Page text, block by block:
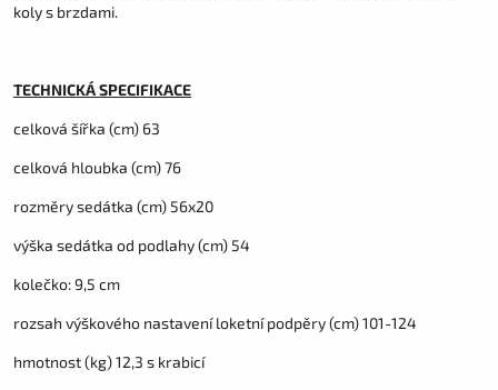
koly s brzdami.
TECHNICKÁ SPECIFIKACE
celková šířka (cm) 63
celková hloubka (cm) 76
rozměry sedátka (cm) 56x20
výška sedátka od podlahy (cm) 54
kolečko: 9,5 cm
rozsah výškového nastavení loketní podpěry (cm) 101-124
hmotnost (kg) 12,3 s krabicí